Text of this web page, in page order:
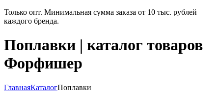
Только опт. Минимальная сумма заказа от 10 тыс. рублей
каждого бренда.
Поплавки | каталог товаров
Форфишер
ГлавнаяКаталогПоплавки